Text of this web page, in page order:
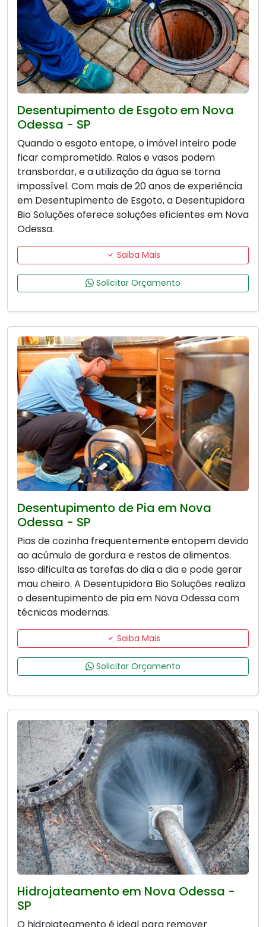
Desentupimento de Esgoto em Nova
Odessa - SP
Quando o esgoto entope, o imóvel inteiro pode
ficar comprometido. Ralos e vasos podem
transbordar, e a utilização da água se torna
impossível. Com mais de 20 anos de experiência
em Desentupimento de Esgoto, a Desentupidora
Bio Soluções oferece soluções eficientes em Nova
Odessa.
Saiba Mais
Solicitar Orçamento
Desentupimento de Pia em Nova
Odessa - SP
Pias de cozinha frequentemente entopem devido
ao acúmulo de gordura e restos de alimentos.
Isso dificulta as tarefas do dia a dia e pode gerar
mau cheiro. A Desentupidora Bio Soluções realiza
o desentupimento de pia em Nova Odessa com
técnicas modernas.
Saiba Mais
Solicitar Orçamento
Hidrojateamento em Nova Odessa -
SP